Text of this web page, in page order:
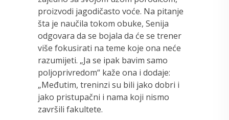
proizvodi jagodičasto voće. Na pitanje
šta je naučila tokom obuke, Senija
odgovara da se bojala da će se trener
više fokusirati na teme koje ona neće
razumijeti. „Ja se ipak bavim samo
poljoprivredom“ kaže ona i dodaje:
„Međutim, treninzi su bili jako dobri i
jako pristupačni i nama koji nismo
završili fakultete.